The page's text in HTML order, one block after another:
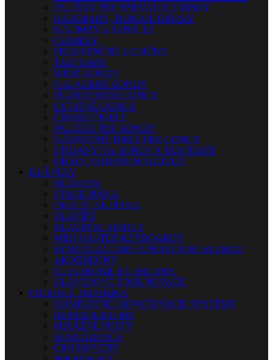
PALIČKY PRE SPIEVAJÚCE MISKY
HANDPANY, TONGUE DRUMY
KALIMBY A SANSULY
CHIMESY
FREKVENČNÉ LADIČKY
TAM-TAMY
WIND GONGY
NALADENÉ GONGY
PLANETÁRNE GONGY
OSTATNÉ GONGY
ČÍNSKE ČINELY
PALIČKY PRE GONGY
NÁHRADNÉ DIELY PRE GONGY
STOJANY NA GONGY A TAM-TAMY
OBALY A KUFRE NA GONGY
KLÁVESY
KLÁVESY
STAGE PIÁNA
DIGITÁLNE PIÁNA
KLAVÍRE
KLAVÍRNE KRÍDLA
MIDI MASTER KEYBOARDY
SYNTETIZÁTORY A PRACOVNÉ STANICE
AKORDEÓNY
ELEKTRONICKÉ ORGANY
KLÁVESOVÉ ZOSILŇOVAČE
PÓDIOVÁ TECHNIKA
KOMPLETNÉ OZVUČOVACIE SYSTÉMY
REPRODUKTORY
MIXÁŽNE PULTY
ZOSILŇOVAČE
CROSSOVERY